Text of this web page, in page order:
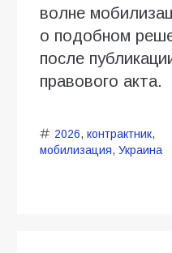
волне
о подобном
после
правового акта.
2026, контрактник,
мобилизация, Украина